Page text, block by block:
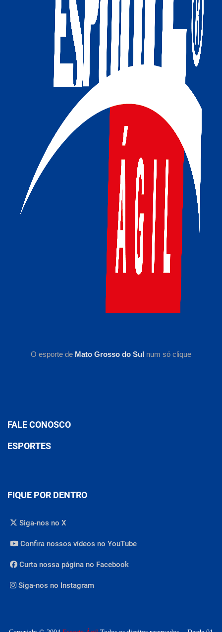
O esporte de Mato Grosso do Sul num só clique
FALE CONOSCO
ESPORTES
FIQUE POR DENTRO
Siga-nos no X
Confira nossos vídeos no YouTube
Curta nossa página no Facebook
Siga-nos no Instagram